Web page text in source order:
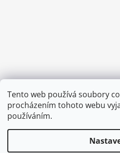
Tento web používá soubory
procházením tohoto webu
používáním.